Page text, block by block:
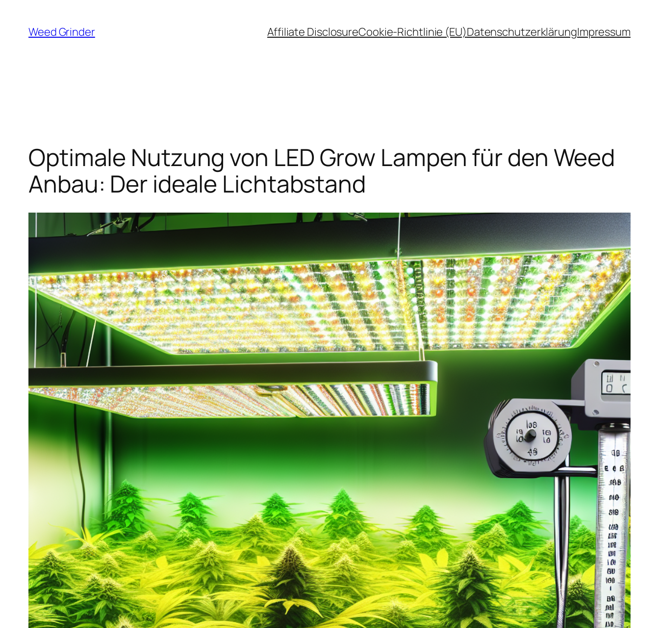
Inhalt
springen
Weed Grinder Affiliate DisclosureCookie-Richtlinie (EU)DatenschutzerklärungImpressum
Optimale Nutzung von LED Grow Lampen für den Weed
Anbau: Der ideale Lichtabstand